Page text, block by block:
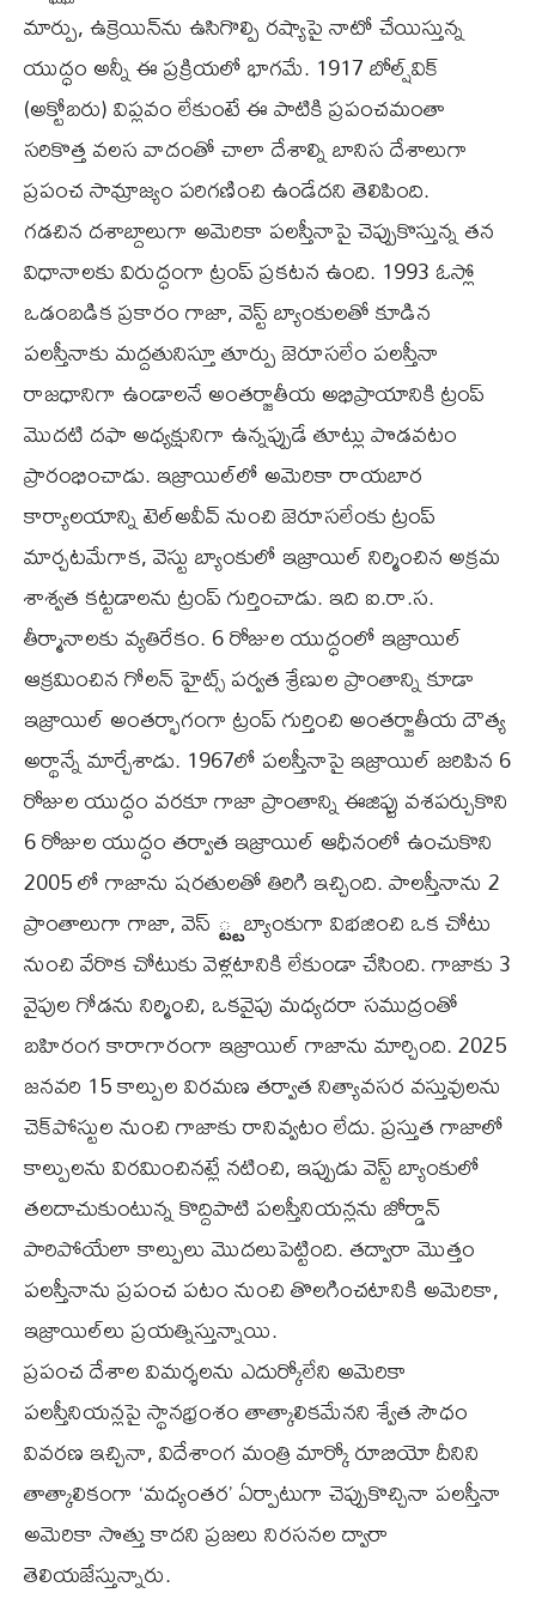
మార్పు, ఉక్రెయిన్‌ను ఉసిగొల్పి రష్యాపై నాటో చేయిస్తున్న
యుద్ధం అన్నీ ఈ ప్రక్రియలో భాగమే. 1917 బోల్ష్‌విక్‌
(అక్టోబరు) విప్లవం లేకుంటే ఈ పాటికి ప్రపంచమంతా
సరికొత్త వలస వాదంతో చాలా దేశాల్ని బానిస దేశాలుగా
ప్రపంచ సామ్రాజ్యం పరిగణించి ఉండేదని తెలిపింది.
గడచిన దశాబ్దాలుగా అమెరికా పలస్తీనాపై చెప్పుకొస్తున్న తన
విధానాలకు విరుద్ధంగా ట్రంప్‌ ప్రకటన ఉంది. 1993 ఓస్లో
ఒడంబడిక ప్రకారం గాజా, వెస్ట్‌ బ్యాంకులతో కూడిన
పలస్తీనాకు మద్దతునిస్తూ తూర్పు జెరూసలేం పలస్తీనా
రాజధానిగా ఉండాలనే అంతర్జాతీయ అభిప్రాయానికి ట్రంప్‌
మొదటి దఫా అధ్యక్షునిగా ఉన్నప్పుడే తూట్లు పొడవటం
ప్రారంభించాడు. ఇజ్రాయిల్‌లో అమెరికా రాయబార
కార్యాలయాన్ని టెల్‌అవీవ్‌ నుంచి జెరూసలేంకు ట్రంప్‌
మార్చటమేగాక, వెస్టు బ్యాంకులో ఇజ్రాయిల్‌ నిర్మించిన అక్రమ
శాశ్వత కట్టడాలను ట్రంప్‌ గుర్తించాడు. ఇది ఐ.రా.స.
తీర్మానాలకు వ్యతిరేకం. 6 రోజుల యుద్ధంలో ఇజ్రాయిల్‌
ఆక్రమించిన గోలన్‌ హైట్స్‌ పర్వత శ్రేణుల ప్రాంతాన్ని కూడా
ఇజ్రాయిల్‌ అంతర్భాగంగా ట్రంప్‌ గుర్తించి అంతర్జాతీయ దౌత్య
అర్థాన్నే మార్చేశాడు. 1967లో పలస్తీనాపై ఇజ్రాయిల్‌ జరిపిన 6
రోజుల యుద్ధం వరకూ గాజా ప్రాంతాన్ని ఈజిప్టు వశపర్చుకొని
6 రోజుల యుద్ధం తర్వాత ఇజ్రాయిల్‌ ఆధీనంలో ఉంచుకొని
2005 లో గాజాను షరతులతో తిరిగి ఇచ్చింది. పాలస్తీనాను 2
ప్రాంతాలుగా గాజా, వెస్‌ ్ట్టబ్యాంకుగా విభజించి ఒక చోటు
నుంచి వేరొక చోటుకు వెళ్లటానికి లేకుండా చేసింది. గాజాకు 3
వైపుల గోడను నిర్మించి, ఒకవైపు మధ్యదరా సముద్రంతో
బహిరంగ కారాగారంగా ఇజ్రాయిల్‌ గాజాను మార్చింది. 2025
జనవరి 15 కాల్పుల విరమణ తర్వాత నిత్యావసర వస్తువులను
చెక్‌పోస్టుల నుంచి గాజాకు రానివ్వటం లేదు. ప్రస్తుత గాజాలో
కాల్పులను విరమించినట్లే నటించి, ఇప్పుడు వెస్ట్‌ బ్యాంకులో
తలదాచుకుంటున్న కొద్దిపాటి పలస్తీనియన్లను జోర్డాన్‌
పారిపోయేలా కాల్పులు మొదలుపెట్టింది. తద్వారా మొత్తం
పలస్తీనాను ప్రపంచ పటం నుంచి తొలగించటానికి అమెరికా,
ఇజ్రాయిల్‌లు ప్రయత్నిస్తున్నాయి.
ప్రపంచ దేశాల విమర్శలను ఎదుర్కోలేని అమెరికా
పలస్తీనియన్లపై స్థానభ్రంశం తాత్కాలికమేనని శ్వేత సౌధం
వివరణ ఇచ్చినా, విదేశాంగ మంత్రి మార్కో రూబియో దీనిని
తాత్కాలికంగా ‘మధ్యంతర’ ఏర్పాటుగా చెప్పుకొచ్చినా పలస్తీనా
అమెరికా సొత్తు కాదని ప్రజలు నిరసనల ద్వారా
తెలియజేస్తున్నారు.